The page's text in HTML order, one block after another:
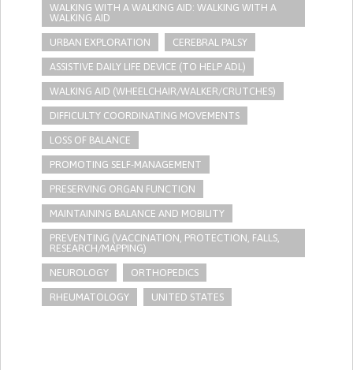
WALKING WITH A WALKING AID: WALKING WITH A
WALKING AID
URBAN EXPLORATION CEREBRAL PALSY
ASSISTIVE DAILY LIFE DEVICE (TO HELP ADL)
WALKING AID (WHEELCHAIR/WALKER/CRUTCHES)
DIFFICULTY COORDINATING MOVEMENTS
LOSS OF BALANCE
PROMOTING SELF-MANAGEMENT
PRESERVING ORGAN FUNCTION
MAINTAINING BALANCE AND MOBILITY
PREVENTING (VACCINATION, PROTECTION, FALLS,
RESEARCH/MAPPING)
NEUROLOGY ORTHOPEDICS
RHEUMATOLOGY UNITED STATES